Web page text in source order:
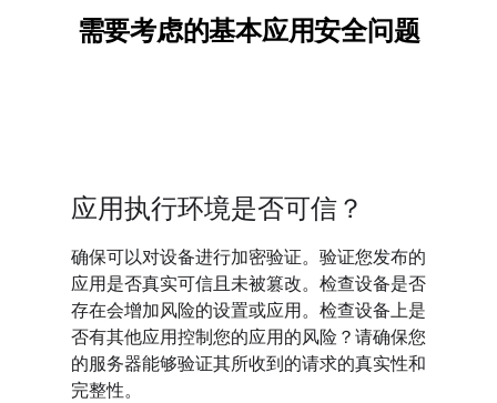
需要考虑的基本应用安全问题
应用执行环境是否可信？
确保可以对设备进行加密验证。验证您发布的
应用是否真实可信且未被篡改。检查设备是否
存在会增加风险的设置或应用。检查设备上是
否有其他应用控制您的应用的风险？请确保您
的服务器能够验证其所收到的请求的真实性和
完整性。